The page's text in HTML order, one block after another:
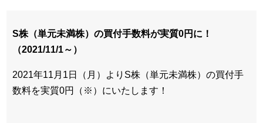
S株（単元未満株）の買付手数料が実質0円に！
（2021/11/1～）
2021年11月1日（月）よりS株（単元未満株）の買付手
数料を実質0円（※）にいたします！